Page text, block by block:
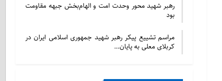
رهبر شهید محور وحدت امت و الهام‌بخش جبهه مقاومت
بود
مراسم تشییع پیکر رهبر شهید جمهوری اسلامی ایران در
کربلای معلی به پایان…